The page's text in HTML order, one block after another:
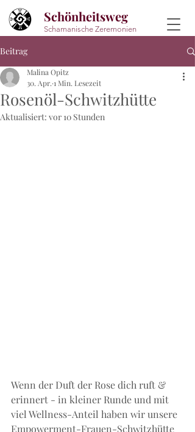
Schönheitsweg
Schamanische Zeremonien
Beitrag
Rosenöl-Schwitzhütte
Malina Opitz
30. Apr. 1 Min. Lesezeit
Aktualisiert: vor 10 Stunden
Wenn der Duft der Rose dich ruft &
erinnert - in kleiner Runde und mit
viel Wellness-Anteil haben wir unsere
Empowerment-Frauen-Schwitzhütte